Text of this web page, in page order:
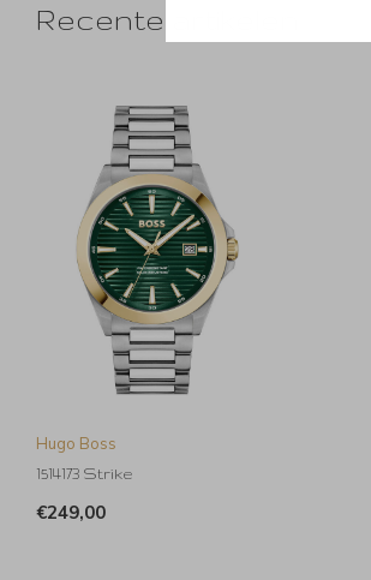
Recente artikelen
Hugo Boss
1514173 Strike
€249,00